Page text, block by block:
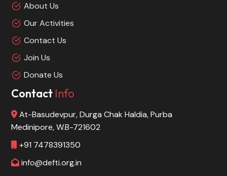
About Us
Our Activities
Contact Us
Join Us
Donate Us
Contact Info
At-Basudevpur, Durga Chak Haldia, Purba
Medinipore, W.B-721602
+91 7478391350
info@defti.org.in